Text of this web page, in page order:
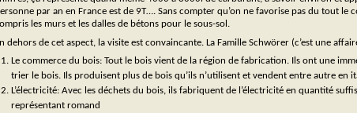
par an en France est de 9T…. Sans compter qu’on ne favorise pas du tout
les murs et les dalles de bétons pour le sous-sol.
dehors de cet aspect, la visite est convaincante. La Famille Schwörer (c’est une
Le commerce du bois: Tout le bois vient de la région de fabrication. Ils ont une
trier le bois. Ils produisent plus de bois qu’ils n’utilisent et vendent entre autre en
L’électricité: Avec les déchets du bois, ils fabriquent de l’électricité en quantité
représentant romand